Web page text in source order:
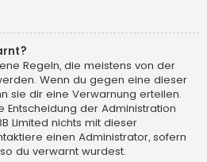
Regeln, die meistens von der
Wenn du gegen eine dieser
sie dir eine Verwarnung erteilen.
Entscheidung der Administration
Limited nichts mit dieser
einen Administrator, sofern
du verwarnt wurdest.